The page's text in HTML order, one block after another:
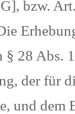
bzw.
28 Abs.
der für
und dem